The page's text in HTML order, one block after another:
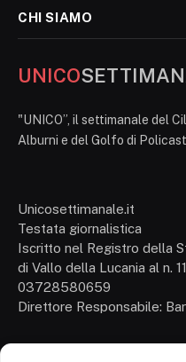
CHI SIAMO
UNICO
"UNICO”, il settimanale del
Alburni e del Golfo di
Unicosettimanale.it
Testata giornalistica
Iscritto nel Registro della
di Vallo della Lucania al n.
03728580659
Direttore Responsabile: